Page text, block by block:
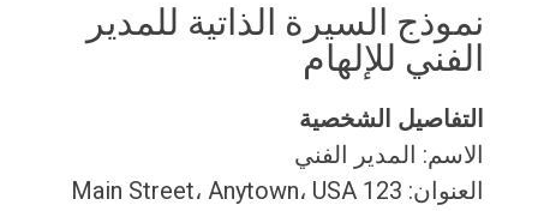
نموذج السيرة الذاتية للمدير
الفني للإلهام
التفاصيل الشخصية
الاسم: المدير الفني
العنوان: 123 Main Street، Anytown، USA